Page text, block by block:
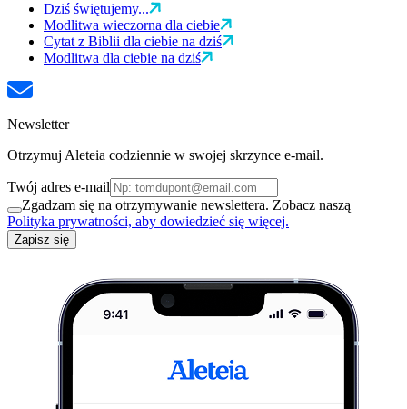
Dziś świętujemy...
Modlitwa wieczorna dla ciebie
Cytat z Biblii dla ciebie na dziś
Modlitwa dla ciebie na dziś
Newsletter
Otrzymuj Aleteia codziennie w swojej skrzynce e-mail.
Twój adres e-mail
Zgadzam się na otrzymywanie newslettera. Zobacz naszą
Polityka prywatności, aby dowiedzieć się więcej.
Zapisz się